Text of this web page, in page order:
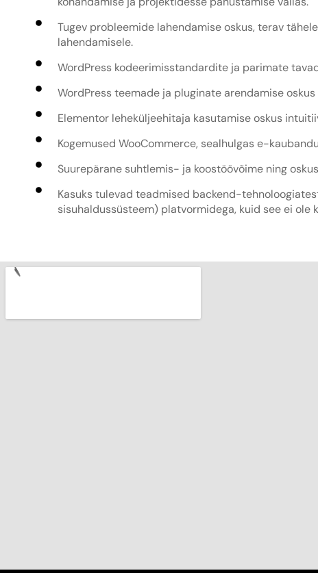
Tugev probleemide lahendamise oskus, terav
lahendamisele.
WordPress kodeerimisstandardite ja parimate
WordPress teemade ja pluginate arendamise oskus
Elementor leheküljeehitaja kasutamise oskus
Kogemused WooCommerce, sealhulgas e-
Suurepärane suhtlemis- ja koostöövõime ning
Kasuks tulevad teadmised backend-
sisuhaldussüsteem) platvormidega, kuid see ei ole